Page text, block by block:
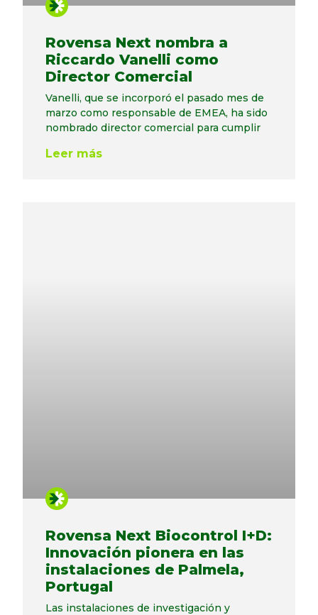
Rovensa Next nombra a
Riccardo Vanelli como
Director Comercial
Vanelli, que se incorporó el pasado mes de
marzo como responsable de EMEA, ha sido
nombrado director comercial para cumplir
Leer más
Rovensa Next Biocontrol I+D:
Innovación pionera en las
instalaciones de Palmela,
Portugal
Las instalaciones de investigación y